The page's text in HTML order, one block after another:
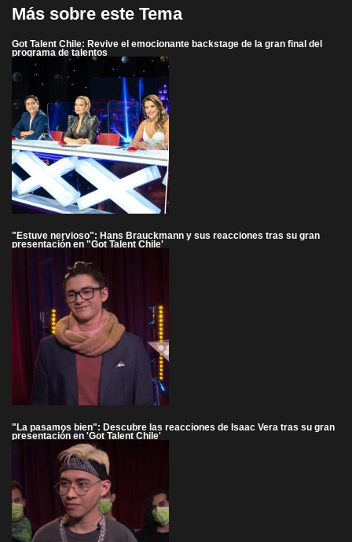
Más sobre este Tema
Got Talent Chile: Revive el emocionante backstage de la gran final del
programa de talentos
"Estuve nervioso": Hans Brauckmann y sus reacciones tras su gran
presentación en "Got Talent Chile'
"La pasamos bien": Descubre las reacciones de Isaac Vera tras su gran
presentación en 'Got Talent Chile'